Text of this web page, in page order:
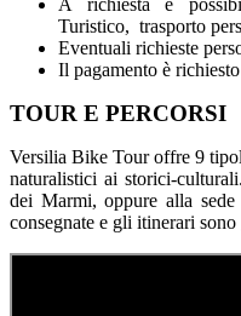
A richiesta è
Turistico, trasporto
Eventuali richieste
Il pagamento è
TOUR E PERCORSI
Versilia Bike Tour offre 9
naturalistici ai storici-
dei Marmi, oppure alla
consegnate e gli itinerari